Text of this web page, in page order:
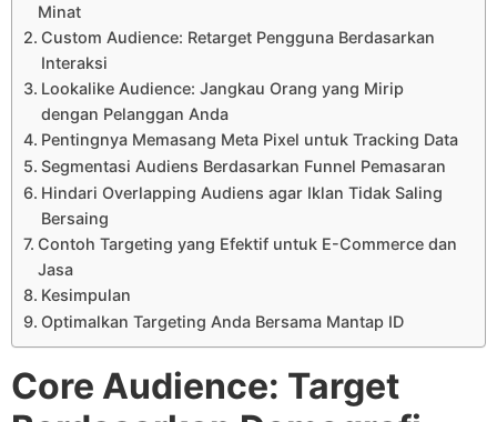
Minat
Custom Audience: Retarget Pengguna Berdasarkan
Interaksi
Lookalike Audience: Jangkau Orang yang Mirip
dengan Pelanggan Anda
Pentingnya Memasang Meta Pixel untuk Tracking Data
Segmentasi Audiens Berdasarkan Funnel Pemasaran
Hindari Overlapping Audiens agar Iklan Tidak Saling
Bersaing
Contoh Targeting yang Efektif untuk E-Commerce dan
Jasa
Kesimpulan
Optimalkan Targeting Anda Bersama Mantap ID
Core Audience: Target